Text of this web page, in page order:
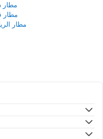
مطار
مطار
مطار